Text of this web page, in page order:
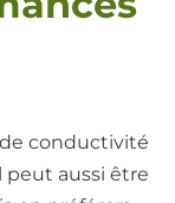
conductivité
peut aussi être